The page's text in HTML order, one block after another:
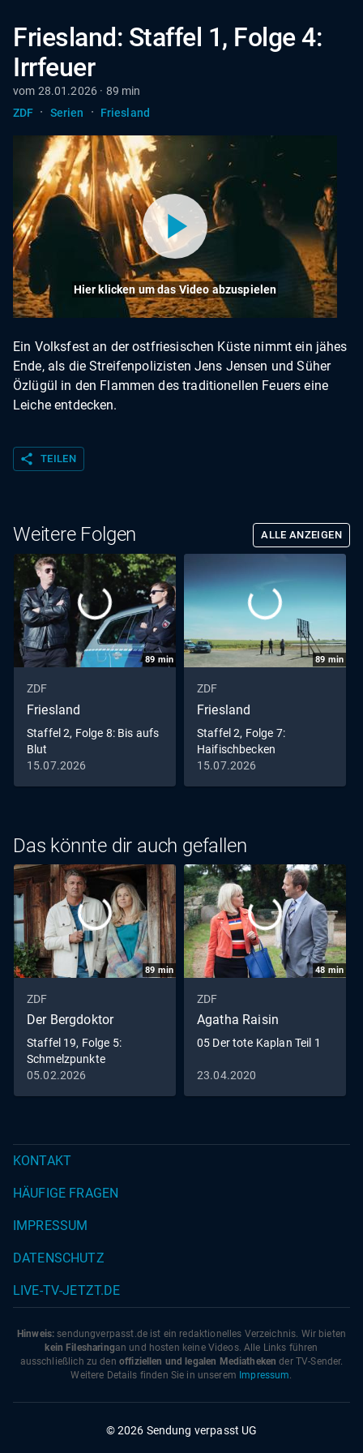
Friesland: Staffel 1, Folge 4:
Irrfeuer
vom 28.01.2026 · 89 min
ZDF · Serien · Friesland
Hier klicken um das Video abzuspielen
Ein Volksfest an der ostfriesischen Küste nimmt ein jähes
Ende, als die Streifenpolizisten Jens Jensen und Süher
Özlügül in den Flammen des traditionellen Feuers eine
Leiche entdecken.
share TEILEN
Weitere Folgen ALLE ANZEIGEN
89 min
ZDF
Friesland
Staffel 2, Folge 8: Bis aufs
Blut
15.07.2026
89 min
ZDF
Friesland
Staffel 2, Folge 7:
Haifischbecken
15.07.2026
Das könnte dir auch gefallen
89 min
ZDF
Der Bergdoktor
Staffel 19, Folge 5:
Schmelzpunkte
05.02.2026
48 min
ZDF
Agatha Raisin
05 Der tote Kaplan Teil 1
23.04.2020
KONTAKT
HÄUFIGE FRAGEN
IMPRESSUM
DATENSCHUTZ
LIVE-TV-JETZT.DE
Hinweis: sendungverpasst.de ist ein redaktionelles Verzeichnis. Wir bieten
kein Filesharingan und hosten keine Videos. Alle Links führen
ausschließlich zu den offiziellen und legalen Mediatheken der TV-Sender.
Weitere Details finden Sie in unserem Impressum.
© 2026 Sendung verpasst UG